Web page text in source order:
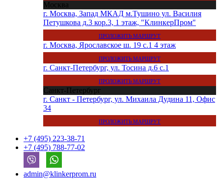
Москва
г. Москва, Запад МКАД м.Тушино ул. Василия
Петушкова д.3 кор.3, 1 этаж, "КлинкерПром"
ПРОЛОЖИТЬ МАРШРУТ
г. Москва, Ярославское ш. 19 с.1 4 этаж
ПРОЛОЖИТЬ МАРШРУТ
г. Санкт-Петербург, ул. Тосина д.6 с.1
ПРОЛОЖИТЬ МАРШРУТ
Санкт-Петербург
г. Санкт - Петербург, ул. Михаила Дудина 11, Офис
34
ПРОЛОЖИТЬ МАРШРУТ
+7 (495) 223-38-71
+7 (495) 788-77-02
admin@klinkerprom.ru